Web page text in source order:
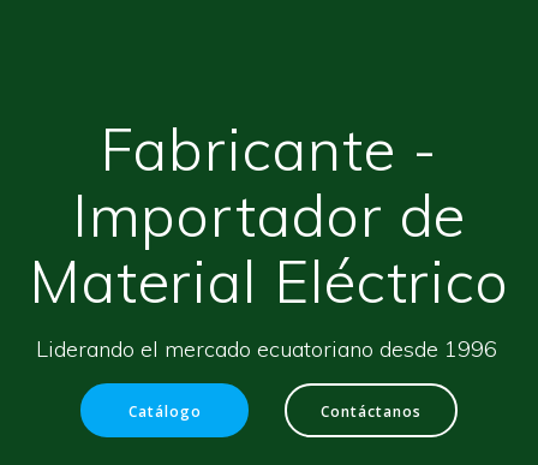
Fabricante -
Importador de
Material Eléctrico
Liderando el mercado ecuatoriano desde 1996
Catálogo Contáctanos